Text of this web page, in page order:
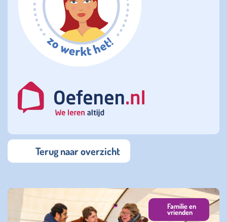
Terug naar overzicht
Familie en
vrienden